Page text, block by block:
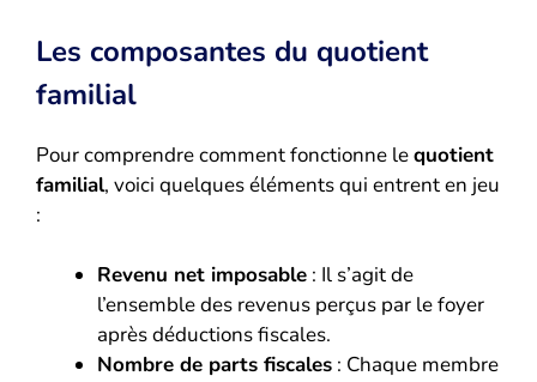
Les composantes du quotient
familial
Pour comprendre comment fonctionne lequotient
familial, voici quelques éléments qui entrent en jeu
:
Revenu net imposable : Il s’agit de
l’ensemble des revenus perçus par le foyer
après déductions fiscales.
Nombre de parts fiscales : Chaque membre